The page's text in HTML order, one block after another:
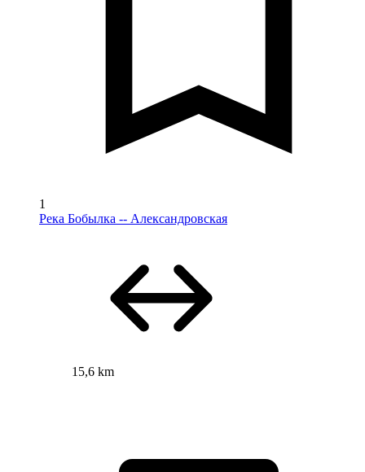
1
Река Бобылка -- Александровская
15,6 km